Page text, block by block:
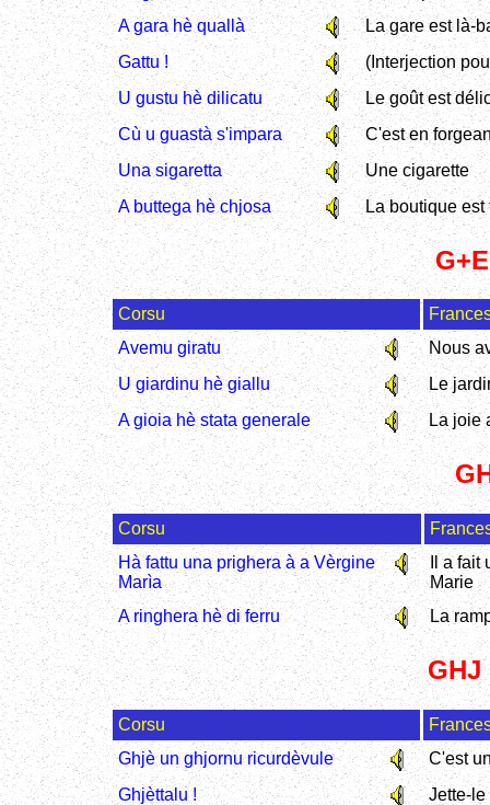
A gara hè quallà
La gare est là-
Gattu !
(Interjection
U gustu hè dilicatu
Le goût est
Cù u guastà s'impara
C'est en
Una sigaretta
Une cigarette
A buttega hè chjosa
La boutique est
Corsu
Avemu giratu
Nous
U giardinu hè giallu
Le
A gioia hè stata generale
La joie
Corsu
Hà fattu una prighera à a Vèrgine
Marìa
Il a fait
Marie
A ringhera hè di ferru
La
GHJ
Corsu
Ghjè un ghjornu ricurdèvule
C'est
Ghjèttalu !
Jette-le